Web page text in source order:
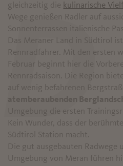
gleichzeitig die kulinarische
Wege genießen Radler auf
Sonnenterrassen italienische
Das Meraner Land in Südtirol
Rennradfahrer. Mit den ersten
Februar beginnt hier die
Rennradsaison. Die Region
auf wenig befahrenen
atemberaubenden
Umgebung die ersten
Kein Wunder, dass der berühmte
Südtirol Station macht.
Die gut ausgebauten Radwege
Umgebung von Meran führen